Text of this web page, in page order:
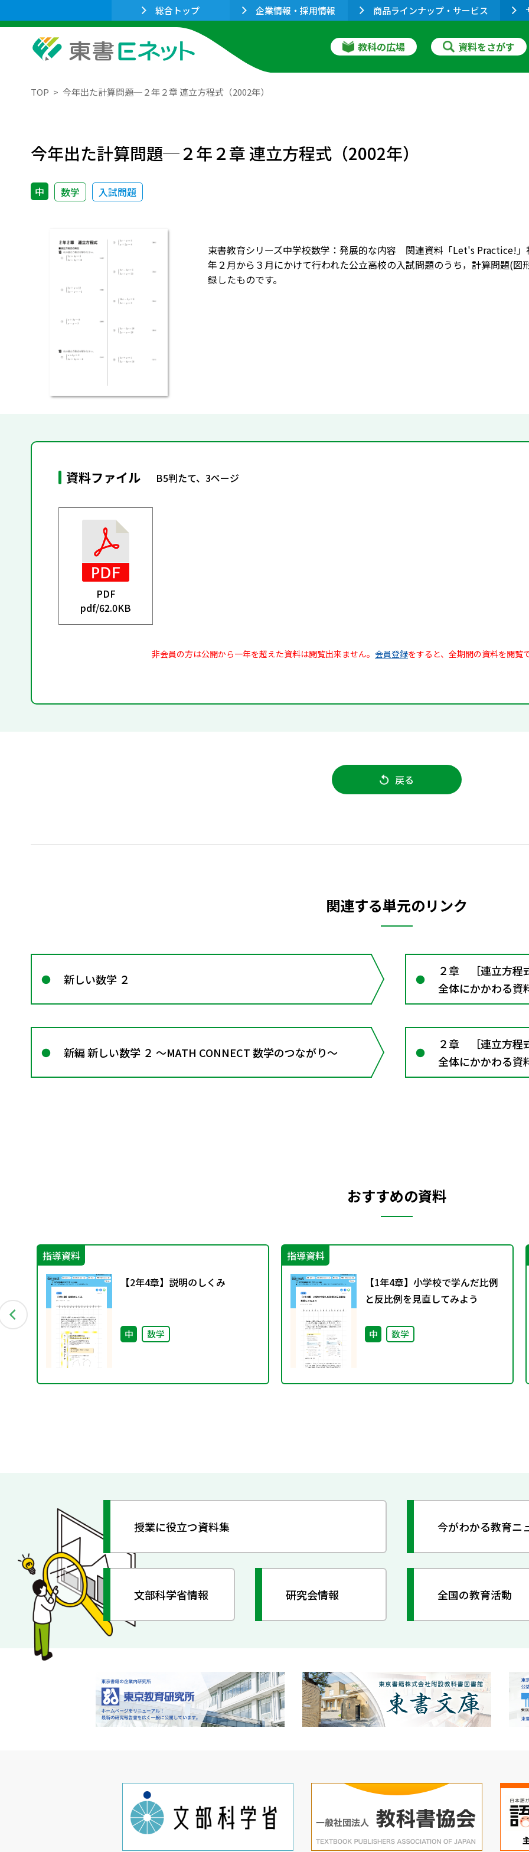
総合トップ 企業情報・採用情報 商品ラインナップ・サービス
教科の広場 資料をさがす
TOP 今年出た計算問題─２年２章 連立方程式（2002年）
今年出た計算問題─２年２章 連立方程式（2002年）
中 数学 入試問題
東書教育シリーズ中学校数学：発展的な内容 関連資料「Let's Practice!
年２月から３月にかけて行われた公立高校の入試問題のうち，計算問題(
録したものです。
資料ファイル B5判たて、3ページ
PDF
pdf/62.0KB
非会員の方は公開から一年を超えた資料は閲覧出来ません。 会員登録をすると、全期間の資料を閲覧
戻る
関連する単元のリンク
新しい数学 ２
２章 ［連立方程
全体にかかわる資
新編 新しい数学 ２ ～MATH CONNECT 数学のつながり～
２章 ［連立方程
全体にかかわる資
おすすめの資料
付
指導資料
【2年4章】説明のしくみ
中 数学
指導資料
【1年4章】小学校で学んだ比例
と反比例を見直してみよう
中 数学
授業に役立つ資料集 今がわかる教育ニ
文部科学省情報 研究会情報 全国の教育活動